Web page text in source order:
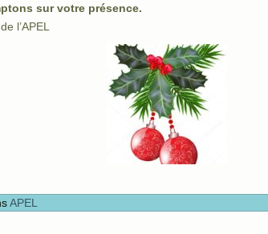
sur votre présence.
l’APEL
APEL